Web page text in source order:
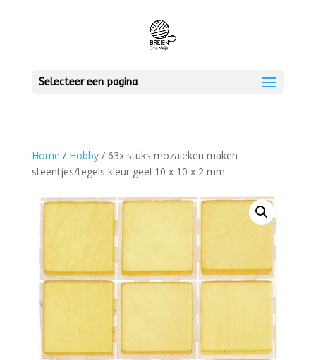
Selecteer een pagina
Home / Hobby/ 63x stuks mozaieken maken
steentjes/tegels kleur geel 10 x 10 x 2 mm